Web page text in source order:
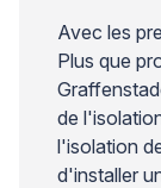
Avec les
Plus que
de
l'isolation
d'installer